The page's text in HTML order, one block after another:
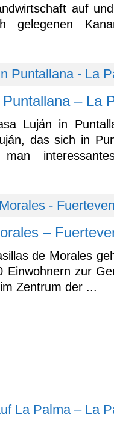
auf
gelegenen
– La
Luján in
das sich in
–
de Morales
Einwohnern zur
Zentrum der ...
La Palma – La